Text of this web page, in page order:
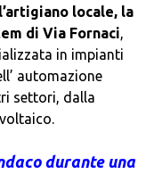
locale, la
di Via Fornaci,
in impianti
automazione
settori, dalla
durante una